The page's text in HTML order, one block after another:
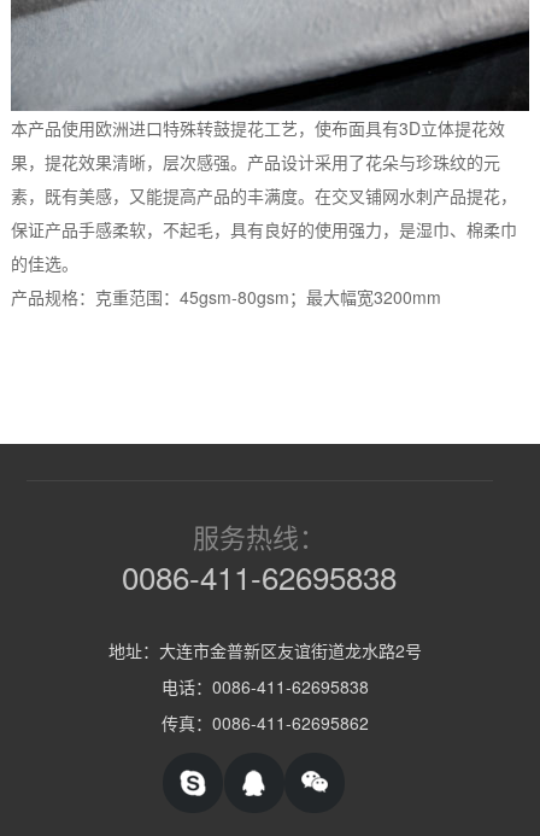
本产品使用欧洲进口特殊转鼓提花工艺，使布面具有3D立体提花效
果，提花效果清晰，层次感强。产品设计采用了花朵与珍珠纹的元
素，既有美感，又能提高产品的丰满度。在交叉铺网水刺产品提花，
保证产品手感柔软，不起毛，具有良好的使用强力，是湿巾、棉柔巾
的佳选。
产品规格：克重范围：45gsm-80gsm；最大幅宽3200mm
服务热线：
0086-411-62695838
地址：大连市金普新区友谊街道龙水路2号
电话：0086-411-62695838
传真：0086-411-62695862